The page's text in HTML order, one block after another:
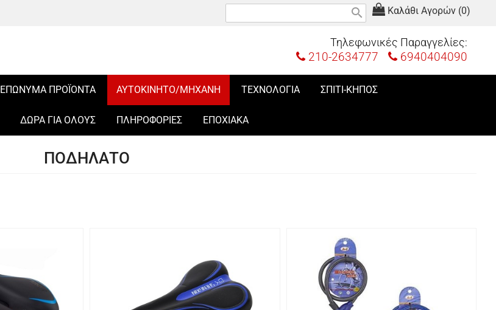
Καλάθι Αγορών (0)
search
Τηλεφωνικές Παραγγελίες:
210-2634777 6940404090
ΕΠΩΝΥΜΑ ΠΡΟΪΟΝΤΑ ΑΥΤΟΚΙΝΗΤΟ/ΜΗΧΑΝΗ ΤΕΧΝΟΛΟΓΙΑ ΣΠΙΤΙ-ΚΗΠΟΣ
ΔΩΡΑ ΓΙΑ ΟΛΟΥΣ ΠΛΗΡΟΦΟΡΙΕΣ ΕΠΟΧΙΑΚΑ
ΠΟΔΗΛΑΤΟ